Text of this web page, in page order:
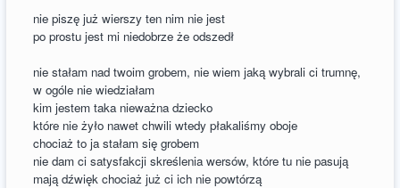
nie piszę już wierszy ten nim nie jest
po prostu jest mi niedobrze że odszedł
nie stałam nad twoim grobem, nie wiem jaką wybrali ci trumnę,
w ogóle nie wiedziałam
kim jestem taka nieważna dziecko
które nie żyło nawet chwili wtedy płakaliśmy oboje
chociaż to ja stałam się grobem
nie dam ci satysfakcji skreślenia wersów, które tu nie pasują
mają dźwięk chociaż już ci ich nie powtórzą